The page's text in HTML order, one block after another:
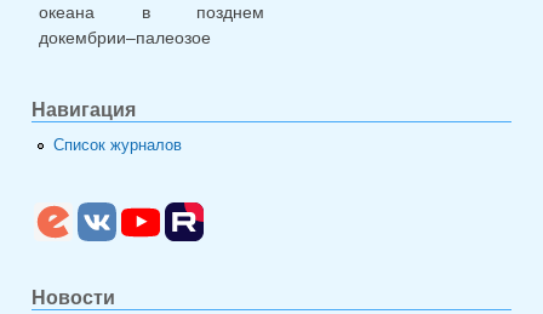
океана в позднем
докембрии–палеозое
Навигация
Список журналов
Новости